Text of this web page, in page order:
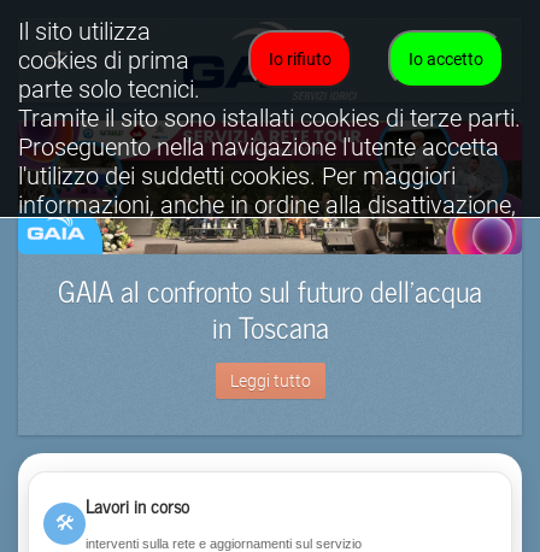
GAIA al confronto sul futuro dell’acqua
in Toscana
Leggi tutto
🛠
Lavori in corso
interventi sulla rete e aggiornamenti sul servizio
Io accetto
Io rifiuto
Il sito utilizza
cookies di prima
parte solo tecnici.
Tramite il sito sono istallati cookies di terze parti.
Proseguento nella navigazione l'utente accetta
l'utilizzo dei suddetti cookies. Per maggiori
informazioni, anche in ordine alla disattivazione,
è possibile consultare l'informativa cookies
completa.
Visualizza informativa completa.